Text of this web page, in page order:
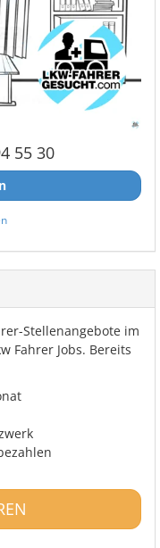
55 30
Stellenangebote im
Fahrer Jobs. Bereits